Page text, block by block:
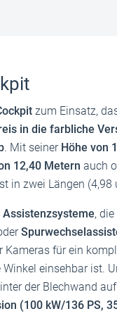
zum Einsatz,
in die farbliche
. Mit seiner Höhe von
12,40 Metern auch
in zwei Längen (4,98
,
Kameras für ein
einsehbar ist.
der Blechwand
(100 kW/136 PS,